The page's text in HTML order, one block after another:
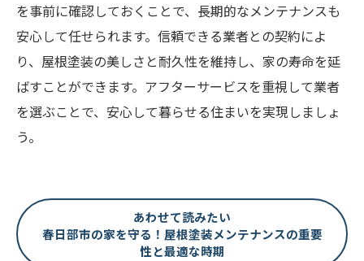
を事前に確認しておくことで、長期的なメンテナンスも
安心して任せられます。信頼できる業者との契約によ
り、屋根塗装の美しさと耐久性を維持し、家の寿命を延
ばすことができます。アフターサービスを重視して業者
を選ぶことで、安心して暮らせる住まいを実現しましょ
う。
あわせて読みたい
春日部市の家を守る！屋根塗装メンテナンスの重要
性と最適な時期